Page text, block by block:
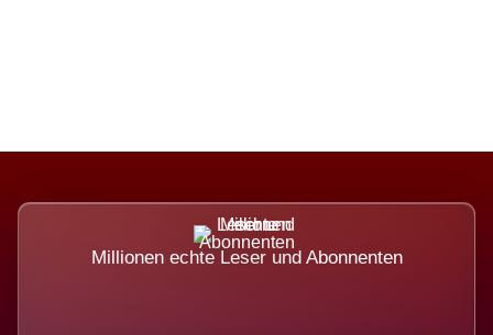
Millionen echte Leser und Abonnenten